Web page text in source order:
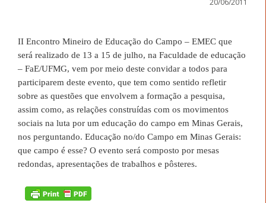
II Encontro Mineiro de Educação do Campo – EMEC que
será realizado de 13 a 15 de julho, na Faculdade de educação
– FaE/UFMG, vem por meio deste convidar a todos para
participarem deste evento, que tem como sentido refletir
sobre as questões que envolvem a formação a pesquisa,
assim como, as relações construídas com os movimentos
sociais na luta por um educação do campo em Minas Gerais,
nos perguntando. Educação no/do Campo em Minas Gerais:
que campo é esse? O evento será composto por mesas
redondas, apresentações de trabalhos e pôsteres.